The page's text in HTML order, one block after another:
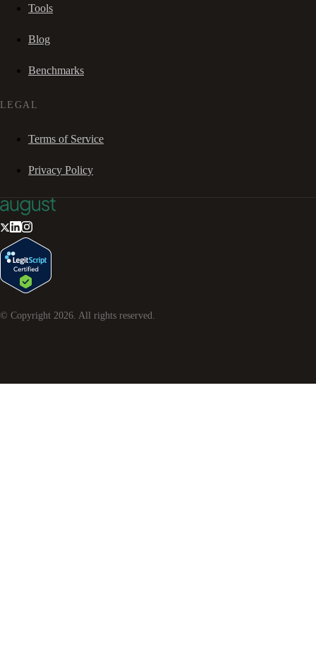
Tools
Blog
Benchmarks
LEGAL
Terms of Service
Privacy Policy
© Copyright 2026. All rights reserved.